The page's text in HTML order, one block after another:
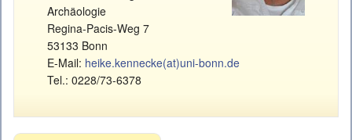
Archäologie
Regina-Pacis-Weg 7
53133 Bonn
E-Mail: heike.kennecke(at)uni-bonn.de
Tel.: 0228/73-6378